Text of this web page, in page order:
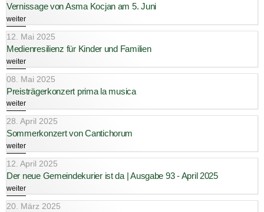
Vernissage von Asma Kocjan am 5. Juni
weiter
12. Mai 2025
Medienresilienz für Kinder und Familien
weiter
08. Mai 2025
Preisträgerkonzert prima la musica
weiter
28. April 2025
Sommerkonzert von Cantichorum
weiter
12. April 2025
Der neue Gemeindekurier ist da | Ausgabe 93 - April 2025
weiter
20. März 2025